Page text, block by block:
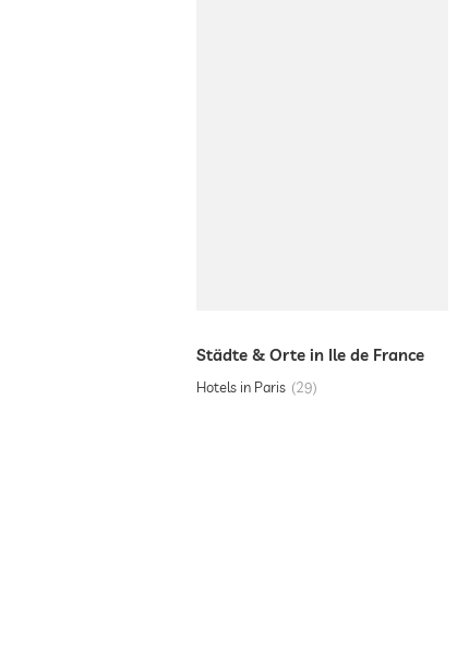
Städte & Orte in Ile de France
Hotels in Paris 29